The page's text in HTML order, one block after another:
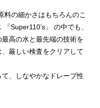
の細かさはもちろんのこ
Super110’s」 の中でも、
高の水と最先端の技術を
厳しい検査をクリアして
、しなやかなドレープ性